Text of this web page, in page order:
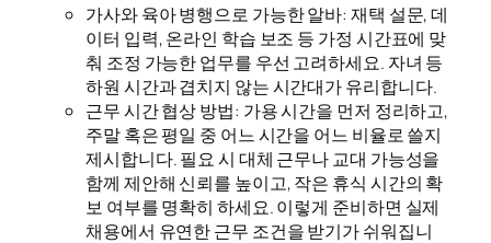
가사와 육아 병행으로 가능한 알바: 재택 설문, 데
이터 입력, 온라인 학습 보조 등 가정 시간표에 맞
춰 조정 가능한 업무를 우선 고려하세요. 자녀 등
하원 시간과 겹치지 않는 시간대가 유리합니다.
근무 시간 협상 방법: 가용 시간을 먼저 정리하고,
주말 혹은 평일 중 어느 시간을 어느 비율로 쓸지
제시합니다. 필요 시 대체 근무나 교대 가능성을
함께 제안해 신뢰를 높이고, 작은 휴식 시간의 확
보 여부를 명확히 하세요. 이렇게 준비하면 실제
채용에서 유연한 근무 조건을 받기가 쉬워집니